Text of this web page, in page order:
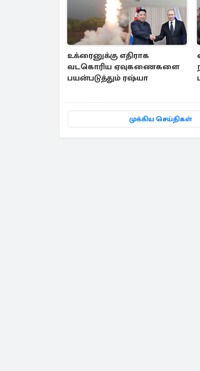
உக்ரைனுக்கு எதிராக
வடகொரிய ஏவுகணைகளை
பயன்படுத்தும் ரஷ்யா
முக்கிய செய்திகள்